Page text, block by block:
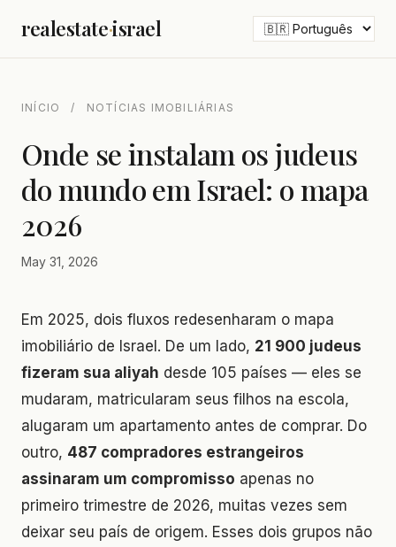
realestate·israel
INÍCIO / NOTÍCIAS IMOBILIÁRIAS
Onde se instalam os judeus
do mundo em Israel: o mapa
2026
May 31, 2026
Em 2025, dois fluxos redesenharam o mapa
imobiliário de Israel. De um lado, 21 900 judeus
fizeram sua aliyah desde 105 países — eles se
mudaram, matricularam seus filhos na escola,
alugaram um apartamento antes de comprar. Do
outro, 487 compradores estrangeiros
assinaram um compromisso apenas no
primeiro trimestre de 2026, muitas vezes sem
deixar seu país de origem. Esses dois grupos não